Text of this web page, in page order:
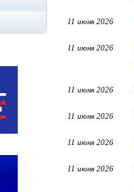
11 июня 2026
11 июня 2026
11 июня 2026
11 июня 2026
11 июня 2026
11 июня 2026